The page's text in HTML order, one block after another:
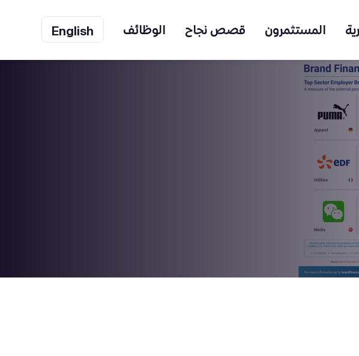
المستثمرون قصص نجاح الوظائف English